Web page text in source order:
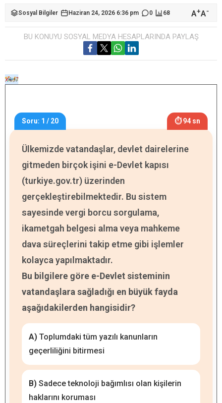
Sosyal Bilgiler Haziran 24, 2026 6:36 pm 0 68 A+A-
BU KONUYU SOSYAL MEDYA HESAPLARINDA PAYLAŞ
Soru: 1 / 20 ⏱ 94 sn
Ülkemizde vatandaşlar, devlet dairelerine
gitmeden birçok işini e-Devlet kapısı
(turkiye.gov.tr) üzerinden
gerçekleştirebilmektedir. Bu sistem
sayesinde vergi borcu sorgulama,
ikametgah belgesi alma veya mahkeme
dava süreçlerini takip etme gibi işlemler
kolayca yapılmaktadır.
Bu bilgilere göre e-Devlet sisteminin
vatandaşlara sağladığı en büyük fayda
aşağıdakilerden hangisidir?
A) Toplumdaki tüm yazılı kanunların
geçerliliğini bitirmesi
B) Sadece teknoloji bağımlısı olan kişilerin
haklarını koruması